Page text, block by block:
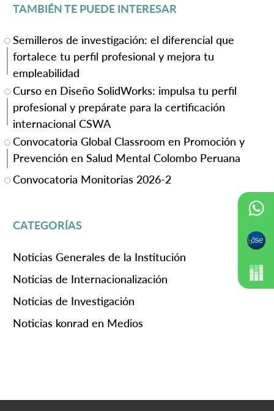
TAMBIÉN TE PUEDE INTERESAR
Semilleros de investigación: el diferencial que
fortalece tu perfil profesional y mejora tu
empleabilidad
Curso en Diseño SolidWorks: impulsa tu perfil
profesional y prepárate para la certificación
internacional CSWA
Convocatoria Global Classroom en Promoción y
Prevención en Salud Mental Colombo Peruana
Convocatoria Monitorias 2026-2
CATEGORÍAS
Noticias Generales de la Institución
Noticias de Internacionalización
Noticias de Investigación
Noticias konrad en Medios